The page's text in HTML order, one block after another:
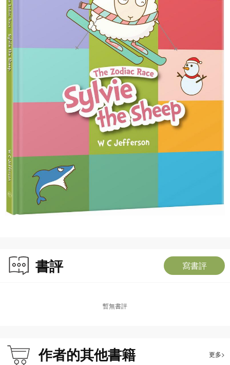
書評 寫書評
暫無書評
作者的其他書籍 更多>